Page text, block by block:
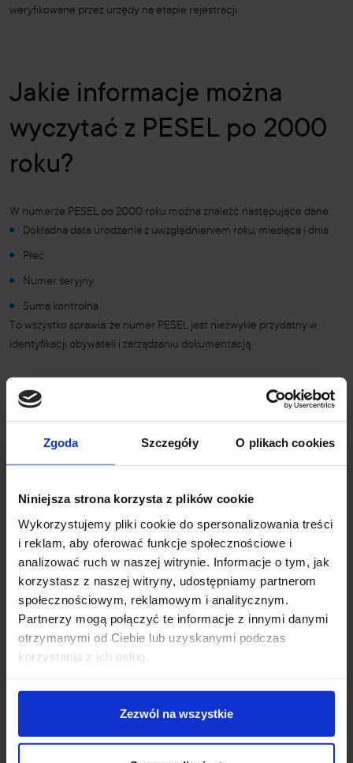
Zgoda Szczegóły O plikach cookies
Niniejsza strona korzysta z plików cookie
Wykorzystujemy pliki cookie do spersonalizowania treści
i reklam, aby oferować funkcje społecznościowe i
analizować ruch w naszej witrynie. Informacje o tym, jak
korzystasz z naszej witryny, udostępniamy partnerom
społecznościowym, reklamowym i analitycznym.
Partnerzy mogą połączyć te informacje z innymi danymi
otrzymanymi od Ciebie lub uzyskanymi podczas
korzystania z ich usług.
Zezwól na wszystkie
weryfikowane przez urzędy na etapie rejestracji.
Jakie informacje można
wyczytać z PESEL po 2000
roku?
W numerze PESEL po 2000 roku można znaleźć następujące dane:
Dokładna data urodzenia z uwzględnieniem roku, miesiąca i dnia
Płeć
Numer seryjny
Suma kontrolna
To wszystko sprawia, że numer PESEL jest niezwykle przydatny w
identyfikacji obywateli i zarządzaniu dokumentacją.
Dlaczego ważna jest
znajomość odczytywania
PESEL?
Znajomość tego, jak czytać PESEL po 2000 roku, jest przydatna
nie tylko w pracy administracyjnej, ale również w codziennych
sytuacjach. Pracownicy HR, lekarze, urzędnicy, a nawet rodzice
często korzystają z umiejętności szybkiego odczytania informacji z
PESEL-u.
Czy PESEL po 2000 roku
może zawierać błędy?